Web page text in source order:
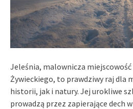
Jeleśnia, malownicza miejscowość
Żywieckiego, to prawdziwy raj dla
historii, jak i natury. Jej urokliwe
prowadzą przez zapierające dech